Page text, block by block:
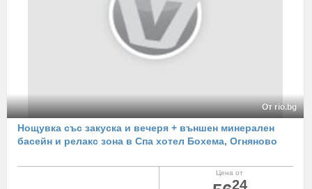
От rio.bg
Нощувка със закуска и вечеря + външен минерален
басейн и релакс зона в Спа хотел Бохема, Огняново
Цена от
24